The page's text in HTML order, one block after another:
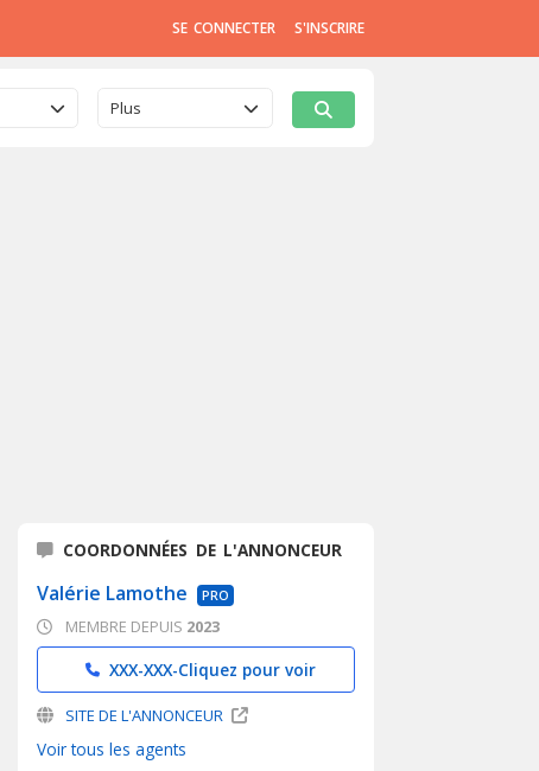
SE CONNECTER S'INSCRIRE
Plus
COORDONNÉES DE L'ANNONCEUR
Valérie Lamothe PRO
MEMBRE DEPUIS 2023
XXX-XXX-Cliquez pour voir
SITE DE L'ANNONCEUR
Voir tous les agents